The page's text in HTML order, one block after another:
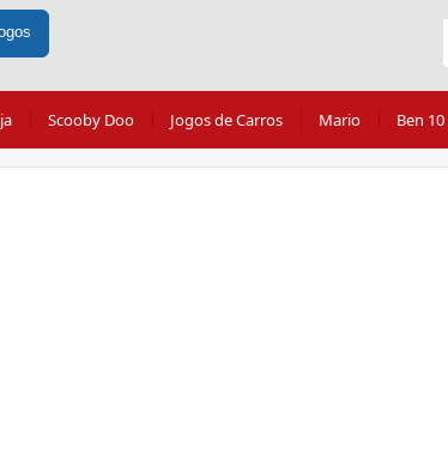
Scooby Doo Jogos de Carros Mario Ben 10